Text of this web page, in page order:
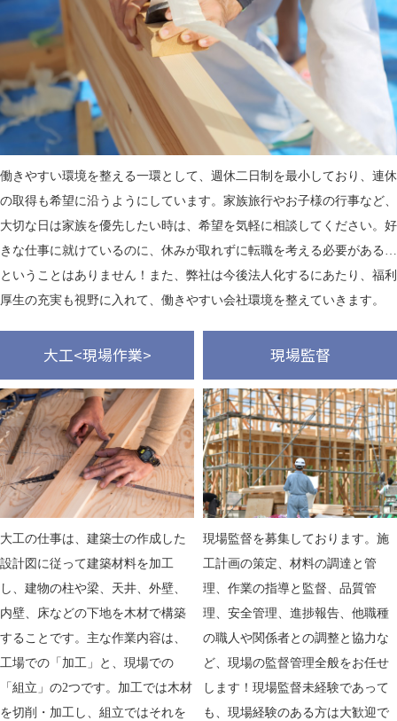
働きやすい環境を整える一環として、週休二日制を最小しており、連休
の取得も希望に沿うようにしています。家族旅行やお子様の行事など、
大切な日は家族を優先したい時は、希望を気軽に相談してください。好
きな仕事に就けているのに、休みが取れずに転職を考える必要がある…
ということはありません！また、弊社は今後法人化するにあたり、福利
厚生の充実も視野に入れて、働きやすい会社環境を整えていきます。
大工<現場作業>
大工の仕事は、建築士の作成した
設計図に従って建築材料を加工
し、建物の柱や梁、天井、外壁、
内壁、床などの下地を木材で構築
することです。主な作業内容は、
工場での「加工」と、現場での
「組立」の2つです。加工では木材
を切削・加工し、組立ではそれを
現場監督
現場監督を募集しております。施
工計画の策定、材料の調達と管
理、作業の指導と監督、品質管
理、安全管理、進捗報告、他職種
の職人や関係者との調整と協力な
ど、現場の監督管理全般をお任せ
します！現場監督未経験であって
も、現場経験のある方は大歓迎で